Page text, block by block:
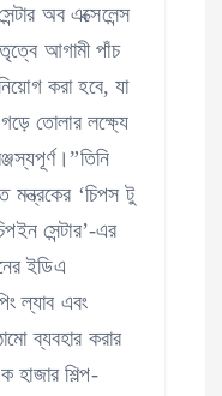
অব এক্সেলেন্স
আগামী পাঁচ
করা হবে, যা
গড়ে তোলার লক্ষ্যে
মন্ত্রকের ‘চিপস টু
সেন্টার’-এর
ইডিএ
ল্যাব এবং
ব্যবহার করার
শিল্প-